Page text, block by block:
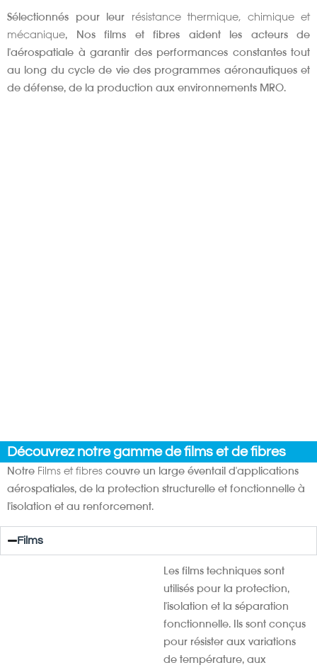
Sélectionnés pour leur résistance thermique, chimique et
mécanique, Nos films et fibres aident les acteurs de
l'aérospatiale à garantir des performances constantes tout
au long du cycle de vie des programmes aéronautiques et
de défense, de la production aux environnements MRO.
Découvrez notre gamme de films et de fibres
Notre Films et fibres couvre un large éventail d'applications
aérospatiales, de la protection structurelle et fonctionnelle à
l'isolation et au renforcement.
Films
Les films techniques sont
utilisés pour la protection,
l'isolation et la séparation
fonctionnelle. Ils sont conçus
pour résister aux variations
de température, aux